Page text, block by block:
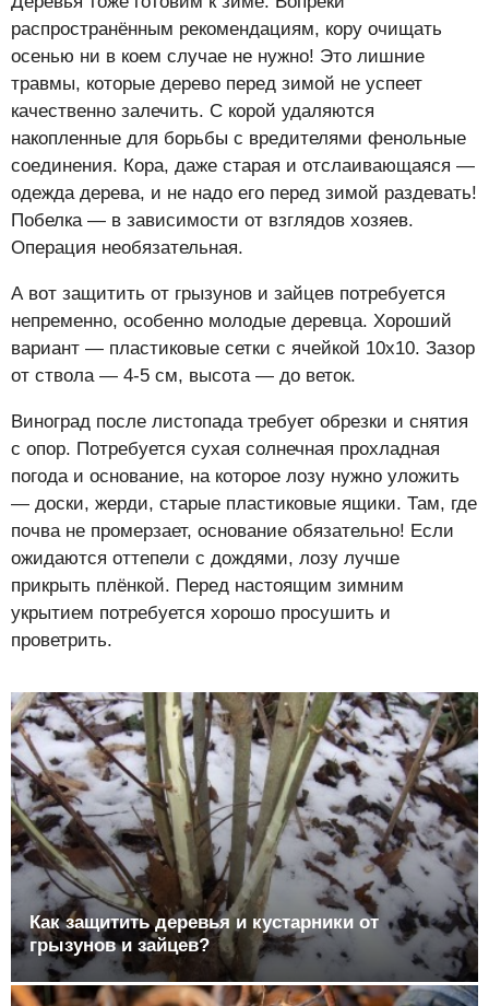
распространённым рекомендациям, кору очищать
осенью ни в коем случае не нужно! Это лишние
травмы, которые дерево перед зимой не успеет
качественно залечить. С корой удаляются
накопленные для борьбы с вредителями фенольные
соединения. Кора, даже старая и отслаивающаяся —
одежда дерева, и не надо его перед зимой раздевать!
Побелка — в зависимости от взглядов хозяев.
Операция необязательная.
А вот защитить от грызунов и зайцев потребуется
непременно, особенно молодые деревца. Хороший
вариант — пластиковые сетки с ячейкой 10х10. Зазор
от ствола — 4-5 см, высота — до веток.
Виноград после листопада требует обрезки и снятия
с опор. Потребуется сухая солнечная прохладная
погода и основание, на которое лозу нужно уложить
— доски, жерди, старые пластиковые ящики. Там, где
почва не промерзает, основание обязательно! Если
ожидаются оттепели с дождями, лозу лучше
прикрыть плёнкой. Перед настоящим зимним
укрытием потребуется хорошо просушить и
проветрить.
Как защитить деревья и кустарники от
грызунов и зайцев?